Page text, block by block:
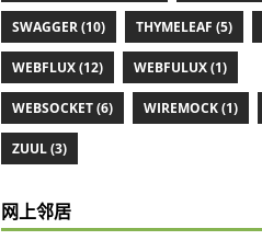
SWAGGER (10) THYMELEAF (5)
WEBFLUX (12) WEBFULUX (1)
WEBSOCKET (6) WIREMOCK (1)
ZUUL (3)
网上邻居